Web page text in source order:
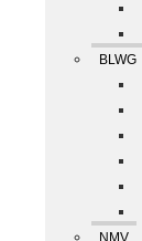
BLWG
NMV